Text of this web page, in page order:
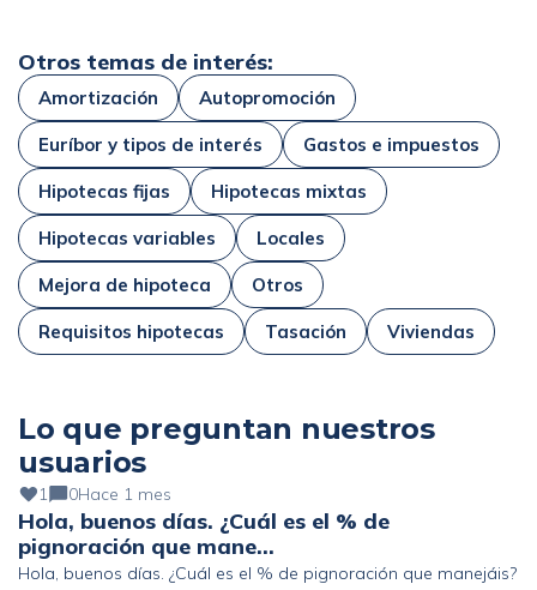
Otros temas de interés:
Amortización Autopromoción
Euríbor y tipos de interés Gastos e impuestos
Hipotecas fijas Hipotecas mixtas
Hipotecas variables Locales
Mejora de hipoteca Otros
Requisitos hipotecas Tasación Viviendas
Lo que preguntan nuestros
usuarios
1 0Hace 1 mes
Hola, buenos días. ¿Cuál es el % de
pignoración que mane…
Hola, buenos días. ¿Cuál es el % de pignoración que manejáis?